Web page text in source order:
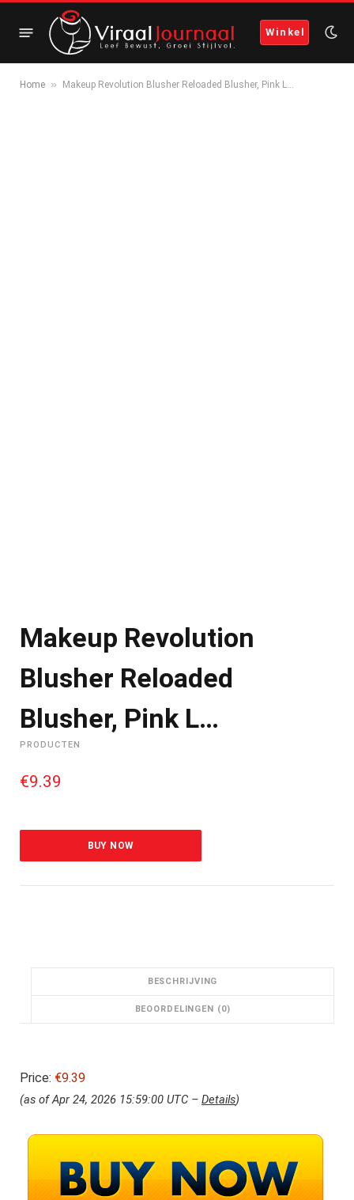
Winkel
Home » Makeup Revolution Blusher Reloaded Blusher, Pink L…
Makeup Revolution
Blusher Reloaded
Blusher, Pink L…
PRODUCTEN
€9.39
BUY NOW
BESCHRIJVING
BEOORDELINGEN (0)
Price: €9.39
(as of Apr 24, 2026 15:59:00 UTC – Details)